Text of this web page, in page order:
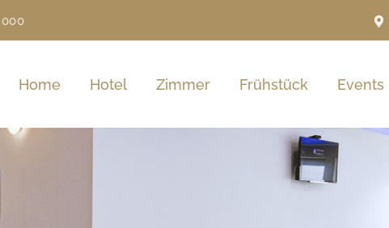
000
Home Hotel Zimmer Frühstück Events